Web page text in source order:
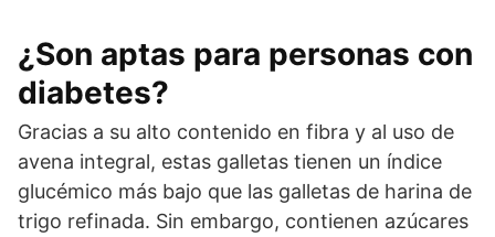
¿Son aptas para personas con
diabetes?
Gracias a su alto contenido en fibra y al uso de
avena integral, estas galletas tienen un índice
glucémico más bajo que las galletas de harina de
trigo refinada. Sin embargo, contienen azúcares